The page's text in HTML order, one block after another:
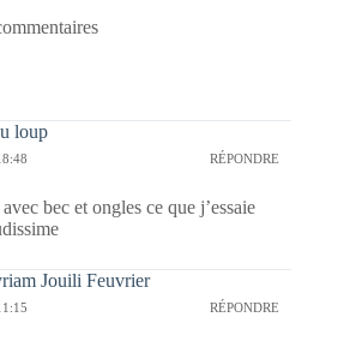
loup
RÉPONDRE
bec et ongles ce que j’essaie
Jouili Feuvrier
RÉPONDRE